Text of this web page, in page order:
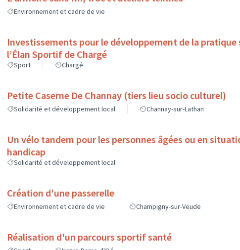
Environnement et cadre de vie
Investissements pour le développement de la pratique
l’Élan Sportif de Chargé
Sport Chargé
Petite Caserne De Channay (tiers lieu socio culturel)
Solidarité et développement local Channay-sur-Lathan
Un vélo tandem pour les personnes âgées ou en
handicap
Solidarité et développement local
Création d'une passerelle
Environnement et cadre de vie Champigny-sur-Veude
Réalisation d'un parcours sportif santé